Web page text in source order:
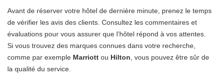
Avant de réserver votre hôtel de dernière minute, prenez le temps
de vérifier les avis des clients. Consultez les commentaires et
évaluations pour vous assurer que l’hôtel répond à vos attentes.
Si vous trouvez des marques connues dans votre recherche,
comme par exemple Marriott ou Hilton , vous pouvez être sûr de
la qualité du service.